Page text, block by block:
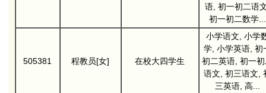
语, 初一初二语
初一初二数学...
505381 程教员[女] 在校大四学生
小学语文, 小学
学, 小学英语, 初
初二英语, 初一
语文, 初三语文,
三英语, 高...